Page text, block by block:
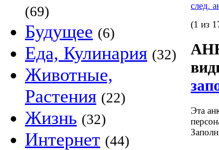
(69)
Будущее (6)
Еда, Кулинария (32)
Животные,
Растения (22)
Жизнь (32)
Интернет (44)
след.
(1 из
Эта